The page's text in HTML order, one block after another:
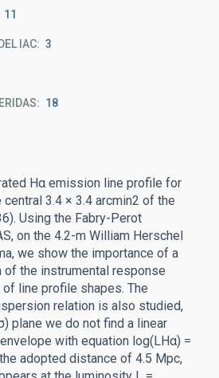
11
IAC 3
18
Hα emission line profile for
3.4 × 3.4 arcmin2 of the
Using the Fabry-Perot
on the 4.2-m William Herschel
we show the importance of a
of the instrumental response
line profile shapes. The
relation is also studied,
plane we do not find a linear
with equation log(LHα) =
adopted distance of 4.5 Mpc,